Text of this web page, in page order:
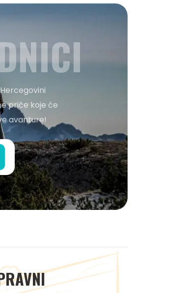
priče koje će
avanture!